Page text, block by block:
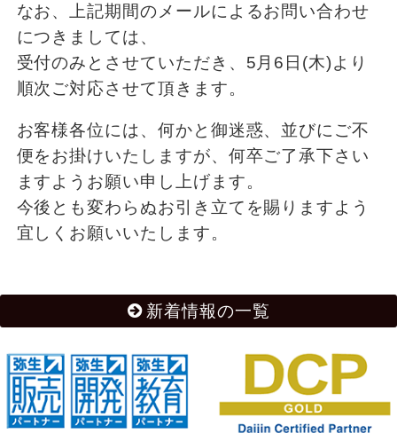
なお、上記期間のメールによるお問い合わせ
につきましては、
受付のみとさせていただき、5月6日(木)より
順次ご対応させて頂きます。
お客様各位には、何かと御迷惑、並びにご不
便をお掛けいたしますが、何卒ご了承下さい
ますようお願い申し上げます。
今後とも変わらぬお引き立てを賜りますよう
宜しくお願いいたします。
新着情報の一覧